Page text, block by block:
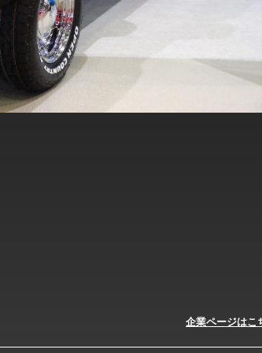
企業ページはこ